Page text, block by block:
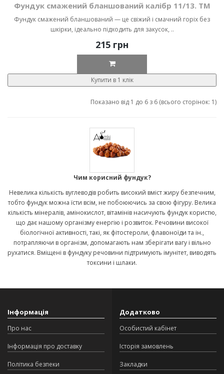
Фундук смажений бланшований калібр 11/13. ТМ
Фундук смажений бланшований — це свіжий і смачний горіх без
шкірки, ідеально підходить для закусок, ..
215 грн
Купити в 1 клік
Показано від 1 до 6 з 6 (всього сторінок: 1)
Чим корисний фундук?
Невелика кількість вуглеводів робить високий вміст жиру безпечним,
тобто фундук можна їсти всім, не побоюючись за свою фігуру. Велика
кількість мінералів, амінокислот, вітамінів насичують фундук користю,
що дає нашому організму енергію і розвиток. Речовини високої
біологічної активності, такі, як фітостероли, флавоноїди та ін.,
потрапляючи в організм, допомагають нам зберігати вагу і вільно
рухатися. Вміщені в фундуку речовини підтримують імунітет, виводять
токсини і шлаки.
Інформація
Про нас
Інформація про доставку
Політика безпеки
Додатково
Особистий кабінет
Історія замовлень
Закладки